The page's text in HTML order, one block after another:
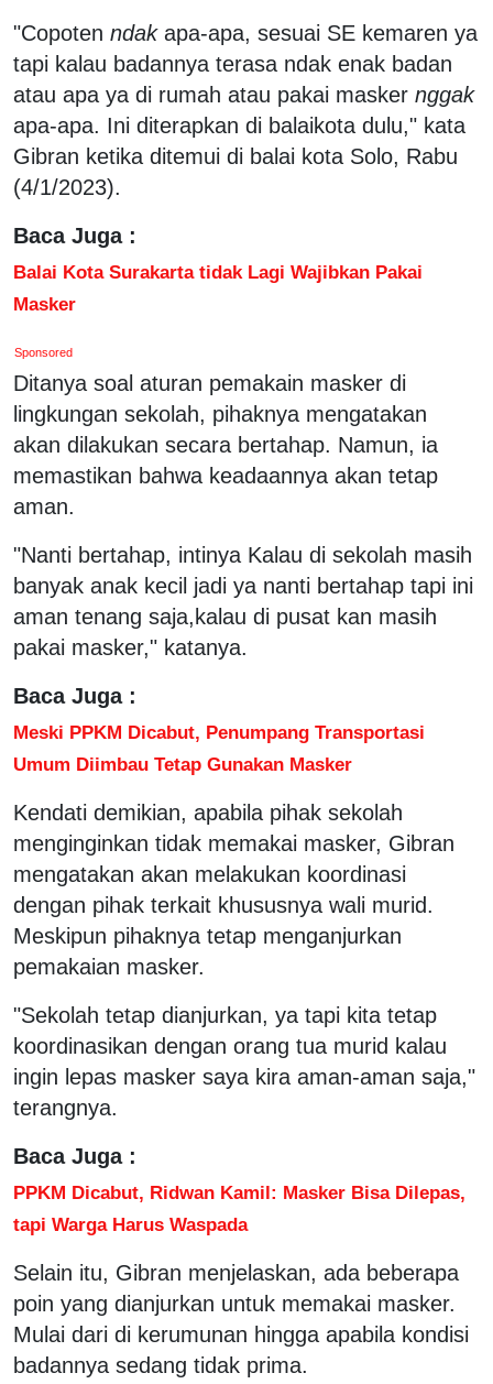
"Copoten ndakapa-apa, sesuai SE kemaren ya
tapi kalau badannya terasa ndak enak badan
atau apa ya di rumah atau pakai masker nggak
apa-apa. Ini diterapkan di balaikota dulu," kata
Gibran ketika ditemui di balai kota Solo, Rabu
(4/1/2023).
Baca Juga :
Balai Kota Surakarta tidak Lagi Wajibkan Pakai
Masker
Sponsored
Ditanya soal aturan pemakain masker di
lingkungan sekolah, pihaknya mengatakan
akan dilakukan secara bertahap. Namun, ia
memastikan bahwa keadaannya akan tetap
aman.
"Nanti bertahap, intinya Kalau di sekolah masih
banyak anak kecil jadi ya nanti bertahap tapi ini
aman tenang saja,kalau di pusat kan masih
pakai masker," katanya.
Baca Juga :
Meski PPKM Dicabut, Penumpang Transportasi
Umum Diimbau Tetap Gunakan Masker
Kendati demikian, apabila pihak sekolah
menginginkan tidak memakai masker, Gibran
mengatakan akan melakukan koordinasi
dengan pihak terkait khususnya wali murid.
Meskipun pihaknya tetap menganjurkan
pemakaian masker.
"Sekolah tetap dianjurkan, ya tapi kita tetap
koordinasikan dengan orang tua murid kalau
ingin lepas masker saya kira aman-aman saja,"
terangnya.
Baca Juga :
PPKM Dicabut, Ridwan Kamil: Masker Bisa Dilepas,
tapi Warga Harus Waspada
Selain itu, Gibran menjelaskan, ada beberapa
poin yang dianjurkan untuk memakai masker.
Mulai dari di kerumunan hingga apabila kondisi
badannya sedang tidak prima.